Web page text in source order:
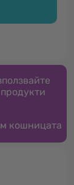
кошницата